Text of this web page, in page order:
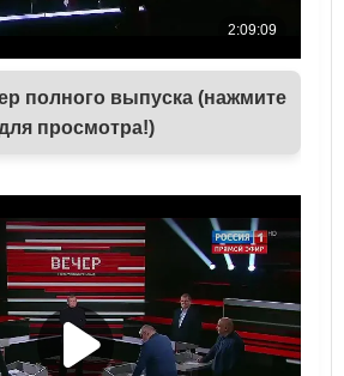
полного выпуска (нажмите
просмотра!)